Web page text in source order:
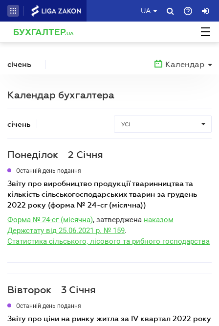
UA
БУХГАЛТЕР.UA
січень Календар
Календар бухгалтера
січень УСІ
Понеділок 2 Січня
Останній день подання
звіту про виробництво продукції тваринництва та
кількість сільськогосподарських тварин за грудень
2022 року (форма № 24-сг (місячна))
Форма № 24-сг (місячна), затверджена наказом
Держстату від 25.06.2021 р. № 159.
Статистика сільського, лісового та рибного господарства
Вівторок 3 Січня
Останній день подання
звіту про ціни на ринку житла за IV квартал 2022 року